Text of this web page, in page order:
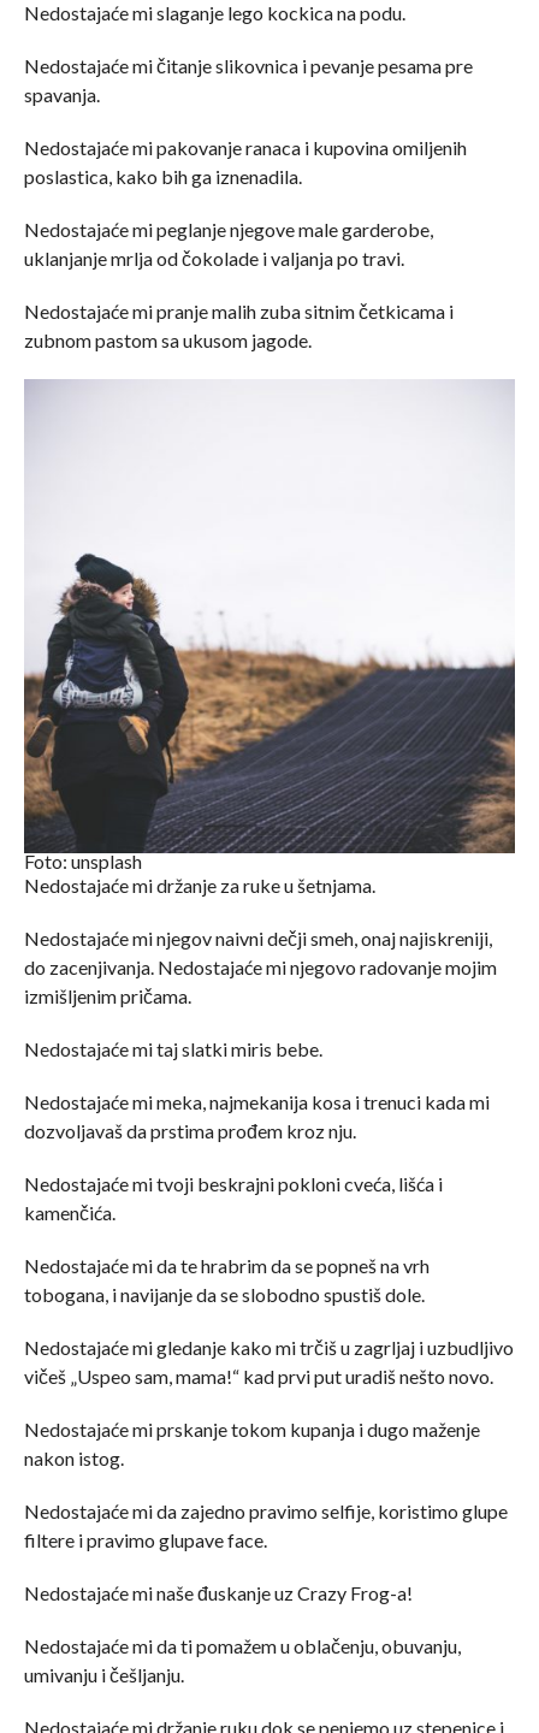
Nedostajaće mi slaganje lego kockica na podu.
Nedostajaće mi čitanje slikovnica i pevanje pesama pre
spavanja.
Nedostajaće mi pakovanje ranaca i kupovina omiljenih
poslastica, kako bih ga iznenadila.
Nedostajaće mi peglanje njegove male garderobe,
uklanjanje mrlja od čokolade i valjanja po travi.
Nedostajaće mi pranje malih zuba sitnim četkicama i
zubnom pastom sa ukusom jagode.
Foto: unsplash
Nedostajaće mi držanje za ruke u šetnjama.
Nedostajaće mi njegov naivni dečji smeh, onaj najiskreniji,
do zacenjivanja. Nedostajaće mi njegovo radovanje mojim
izmišljenim pričama.
Nedostajaće mi taj slatki miris bebe.
Nedostajaće mi meka, najmekanija kosa i trenuci kada mi
dozvoljavaš da prstima prođem kroz nju.
Nedostajaće mi tvoji beskrajni pokloni cveća, lišća i
kamenčića.
Nedostajaće mi da te hrabrim da se popneš na vrh
tobogana, i navijanje da se slobodno spustiš dole.
Nedostajaće mi gledanje kako mi trčiš u zagrljaj i uzbudljivo
vičeš „Uspeo sam, mama!“ kad prvi put uradiš nešto novo.
Nedostajaće mi prskanje tokom kupanja i dugo maženje
nakon istog.
Nedostajaće mi da zajedno pravimo selfije, koristimo glupe
filtere i pravimo glupave face.
Nedostajaće mi naše đuskanje uz Crazy Frog-a!
Nedostajaće mi da ti pomažem u oblačenju, obuvanju,
umivanju i češljanju.
Nedostajaće mi držanje ruku dok se penjemo uz stepenice i